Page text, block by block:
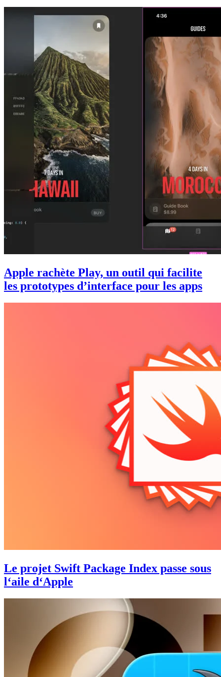
Apple rachète Play, un outil qui facilite
les prototypes d’interface pour les apps
Le projet Swift Package Index passe sous
l‘aile d‘Apple